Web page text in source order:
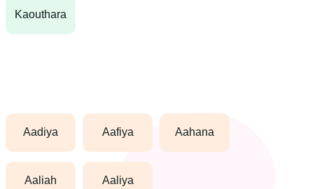
kaouthara
aadiya aafiya aahana
aaliah aaliya